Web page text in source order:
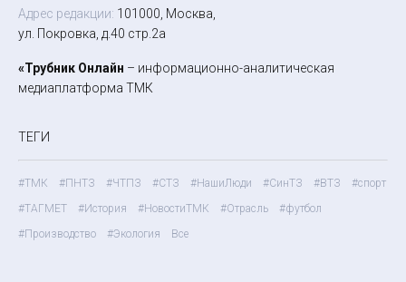
Адрес редакции: 101000, Москва,
ул. Покровка, д.40 стр.2а
«Трубник Онлайн – информационно-аналитическая
медиаплатформа ТМК
ТЕГИ
#ТМК #ПНТЗ #ЧТПЗ #СТЗ #НашиЛюди #СинТЗ #ВТЗ
#спорт
#ТАГМЕТ
#История #НовостиТМК #Отрасль
#футбол
#Производство
#Экология Все